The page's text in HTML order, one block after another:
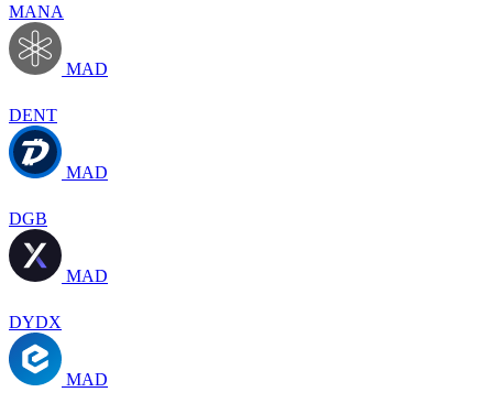
MANA
MAD
DENT
MAD
DGB
MAD
DYDX
MAD